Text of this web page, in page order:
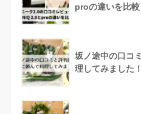
proの違いを比較
坂ノ途中の口コ
理してみました！